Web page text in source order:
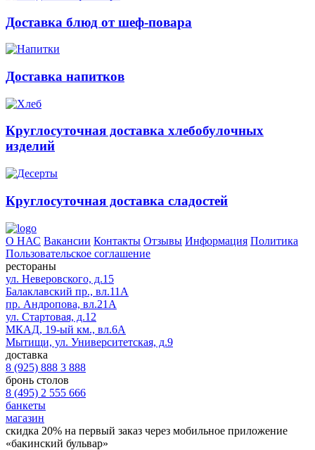
Доставка блюд от шеф-повара
Доставка напитков
Круглосуточная доставка хлебобулочных
изделий
Круглосуточная доставка сладостей
О НАС Вакансии Контакты Отзывы Информация Политика
Пользовательское соглашение
рестораны
ул. Неверовского, д.15
Балаклавский пр., вл.11А
пр. Андропова, вл.21А
ул. Стартовая, д.12
МКАД, 19-ый км., вл.6А
Мытищи, ул. Университетская, д.9
доставка
8 (925) 888 3 888
бронь столов
8 (495) 2 555 666
банкеты
магазин
скидка 20% на первый заказ через мобильное приложение
«бакинский бульвар»